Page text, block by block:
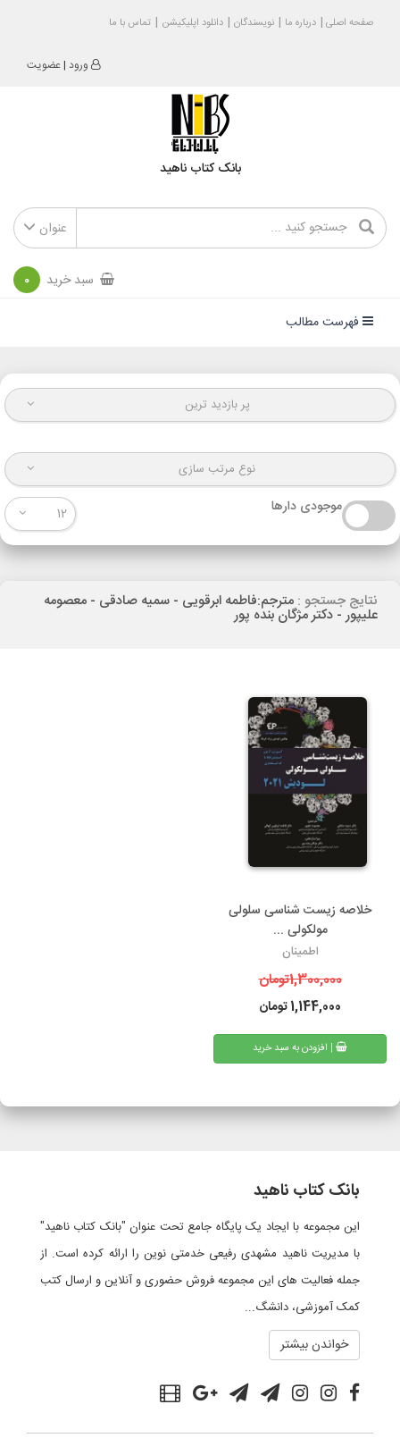
صفحه اصلی درباره ما نویسندگان دانلود اپلیکیشن تماس با ما
ورود |عضویت
بانک کتاب ناهید
عنوان
سبد خرید 0
فهرست مطالب
پر بازدید ترین
نوع مرتب سازی
موجودی دارها 12
نتایج جستجو :مترجم:فاطمه ابرقویی - سمیه صادقی - معصومه
علیپور - دکتر مژگان بنده پور
خلاصه زیست شناسی سلولی
مولکولی ...
اطمینان
1,300,000تومان
1,144,000تومان
| افزودن به سبد خرید
بانک کتاب ناهید
این مجموعه با ایجاد یک پایگاه جامع تحت عنوان "بانک کتاب ناهید"
با مدیریت ناهید مشهدی رفیعی خدمتی نوین را ارائه کرده است. از
جمله فعالیت های این مجموعه فروش حضوری و آنلاین و ارسال کتب
کمک آموزشی، دانشگ...
خواندن بیشتر